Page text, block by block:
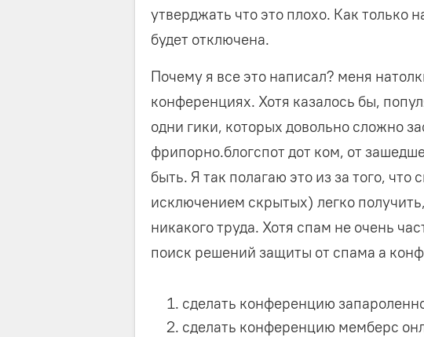
утверджать что это плохо. Как только
будет отключена.
Почему я все это написал? меня
конференциях. Хотя казалось бы,
одни гики, которых довольно сложно
фрипорно.блогспот дот ком, от
быть. Я так полагаю это из за того,
исключением скрытых) легко
никакого труда. Хотя спам не очень
поиск решений защиты от спама а
сделать конференцию
сделать конференцию мемберс